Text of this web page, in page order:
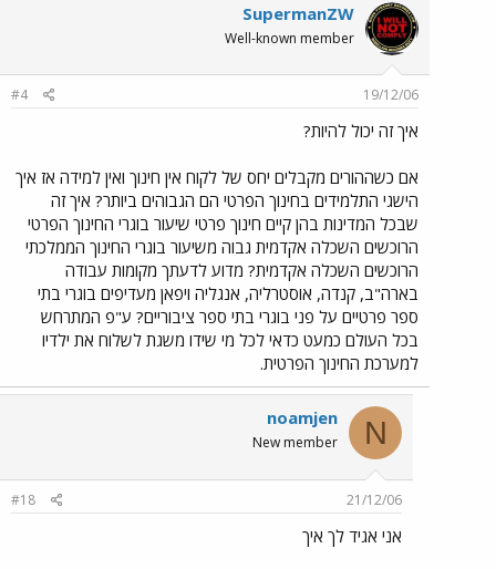
SupermanZW
Well-known member
19/12/06
#4
איך זה יכול להיות?
אם כשההורים מקבלים יחס של לקוח אין חינוך ואין למידה אז איך
הישגי התלמידים בחינוך הפרטי הם הגבוהים ביותר? איך זה
שבכל המדינות בהן קיים חינוך פרטי שיעור בוגרי החינוך הפרטי
הרוכשים השכלה אקדמית גבוה משיעור בוגרי החינוך הממלכתי
הרוכשים השכלה אקדמית? מדוע לדעתך מקומות עבודה
בארה"ב, קנדה, אוסטרליה, אנגליה ויפאן מעדיפים בוגרי בתי
ספר פרטיים על פני בוגרי בתי ספר ציבוריים? ע"פ המתרחש
בכל העולם כמעט כדאי לכל מי שידו משגת לשלוח את ילדיו
למערכת החינוך הפרטית.
N
noamjen
New member
21/12/06
#18
אני אגיד לך איך